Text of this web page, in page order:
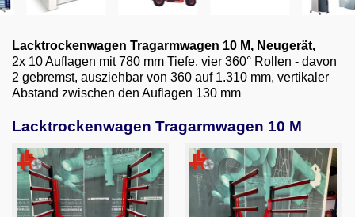
Email
English
Lacktrockenwagen Tragarmwagen 10 M, Neugerät,
2x 10 Auflagen mit 780 mm Tiefe, vier 360° Rollen - davon
2 gebremst, ausziehbar von 360 auf 1.310 mm, vertikaler
Abstand zwischen den Auflagen 130 mm
Lacktrockenwagen Tragarmwagen 10 M